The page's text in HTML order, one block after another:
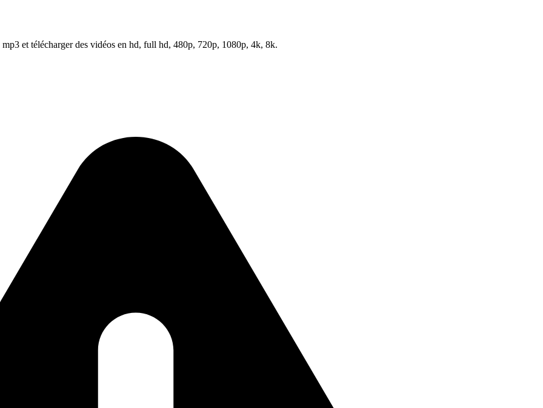
mp3 et télécharger des vidéos en hd, full hd, 480p, 720p, 1080p, 4k, 8k.